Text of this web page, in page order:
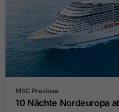
MSC Preziosa
10 Nächte Nordeuropa